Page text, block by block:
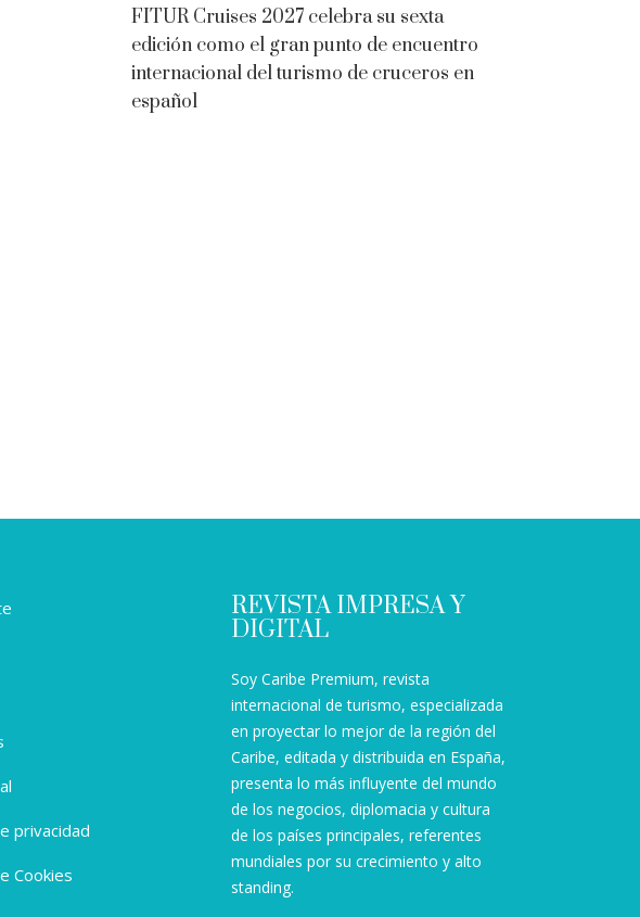
FITUR Cruises 2027 celebra su sexta
edición como el gran punto de encuentro
internacional del turismo de cruceros en
español
privacidad
Cookies
REVISTA IMPRESA Y
DIGITAL
Soy Caribe Premium, revista
internacional de turismo, especializada
en proyectar lo mejor de la región del
Caribe, editada y distribuida en España,
presenta lo más influyente del mundo
de los negocios, diplomacia y cultura
de los países principales, referentes
mundiales por su crecimiento y alto
standing.